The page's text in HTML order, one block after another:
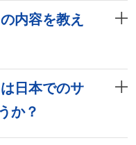
内容を教え
日本でのサ
か？